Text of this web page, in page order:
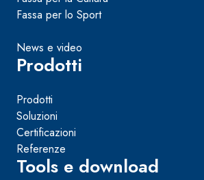
Fassa per lo Sport
News e video
Prodotti
Prodotti
Soluzioni
Certificazioni
Referenze
Tools e download